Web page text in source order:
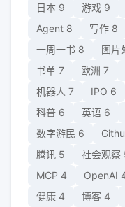
日本 9 游戏 9
Agent 8 写作 8
一周一书 8 图片
书单 7 欧洲 7
机器人 7 IPO 6
科普 6 英语 6
数字游民 6
腾讯 5 社会观察
MCP 4 OpenAI
健康 4 博客 4